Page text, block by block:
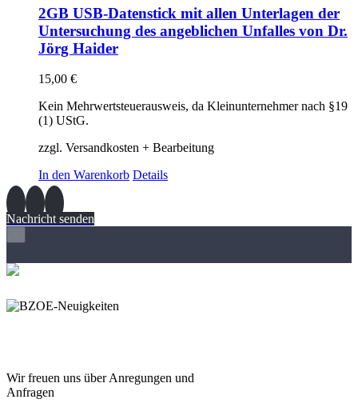
2GB USB-Datenstick mit allen Unterlagen der
Untersuchung des angeblichen Unfalles von Dr.
Jörg Haider
15,00 €
Kein Mehrwertsteuerausweis, da Kleinunternehmer nach §19
(1) UStG.
zzgl. Versandkosten + Bearbeitung
In den Warenkorb Details
Nachricht senden
Wir freuen uns über Anregungen und
Anfragen